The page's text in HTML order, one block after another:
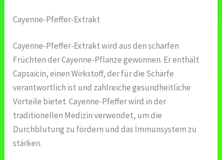
Cayenne-Pfeffer-Extrakt
Cayenne-Pfeffer-Extrakt wird aus den scharfen
Früchten der Cayenne-Pflanze gewonnen. Er enthält
Capsaicin, einen Wirkstoff, der für die Schärfe
verantwortlich ist und zahlreiche gesundheitliche
Vorteile bietet. Cayenne-Pfeffer wird in der
traditionellen Medizin verwendet, um die
Durchblutung zu fördern und das Immunsystem zu
stärken.